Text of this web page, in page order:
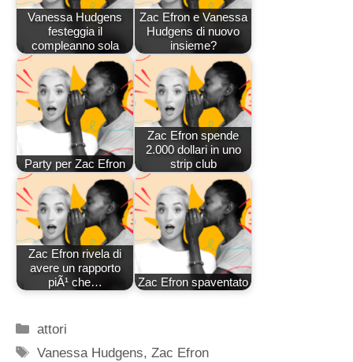
Vanessa Hudgens
festeggia il
compleanno sola
Zac Efron e Vanessa
Hudgens di nuovo
insieme?
Party per Zac Efron
Zac Efron spende
2.000 dollari in uno
strip club
Zac Efron rivela di
avere un rapporto
piÃ¹ che…
Zac Efron spaventato
Categorie
attori
Tag
Vanessa Hudgens,Zac Efron